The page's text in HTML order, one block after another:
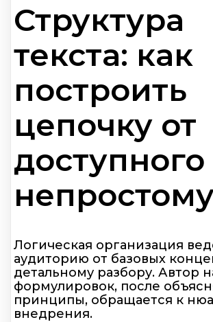
Структура
текста: как
построить
цепочку от
доступного
Логическая организация
аудиторию от базовых
детальному разбору. Автор
формулировок, после
принципы, обращается к
внедрения.